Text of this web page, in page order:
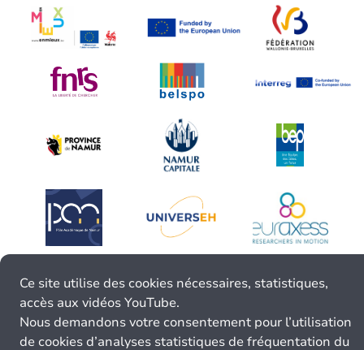
Ce site utilise des cookies nécessaires, statistiques,
accès aux vidéos YouTube.
Nous demandons votre consentement pour l’utilisation
de cookies d’analyses statistiques de fréquentation du